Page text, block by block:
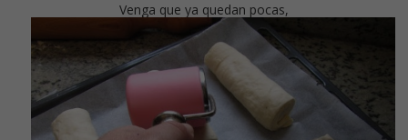
Venga que ya quedan pocas,